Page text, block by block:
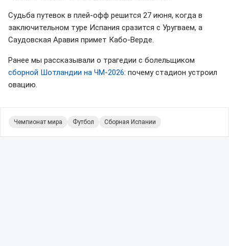
Судьба путевок в плей-офф решится 27 июня, когда в
заключительном туре Испания сразится с Уругваем, а
Саудовская Аравия примет Кабо-Верде.
Ранее мы рассказывали о трагедии с болельщиком
сборной Шотландии на ЧМ-2026: почему стадион устроил
овацию.
Чемпионат мира Футбол Сборная Испании